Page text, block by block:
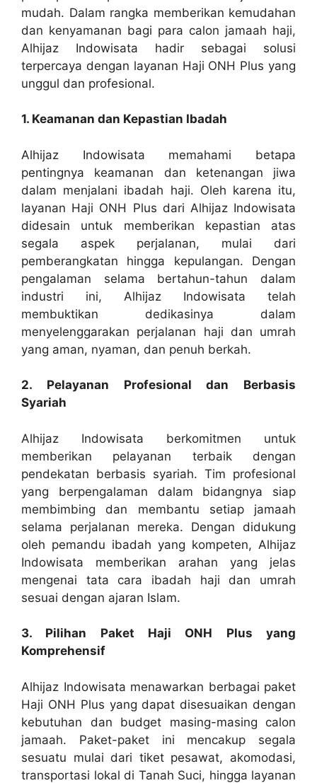
mudah. Dalam rangka memberikan kemudahan
dan kenyamanan bagi para calon jamaah haji,
Alhijaz Indowisata hadir sebagai solusi
terpercaya dengan layanan Haji ONH Plus yang
unggul dan profesional.
1. Keamanan dan Kepastian Ibadah
Alhijaz Indowisata memahami betapa
pentingnya keamanan dan ketenangan jiwa
dalam menjalani ibadah haji. Oleh karena itu,
layanan Haji ONH Plus dari Alhijaz Indowisata
didesain untuk memberikan kepastian atas
segala aspek perjalanan, mulai dari
pemberangkatan hingga kepulangan. Dengan
pengalaman selama bertahun-tahun dalam
industri ini, Alhijaz Indowisata telah
membuktikan dedikasinya dalam
menyelenggarakan perjalanan haji dan umrah
yang aman, nyaman, dan penuh berkah.
2. Pelayanan Profesional dan Berbasis
Syariah
Alhijaz Indowisata berkomitmen untuk
memberikan pelayanan terbaik dengan
pendekatan berbasis syariah. Tim profesional
yang berpengalaman dalam bidangnya siap
membimbing dan membantu setiap jamaah
selama perjalanan mereka. Dengan didukung
oleh pemandu ibadah yang kompeten, Alhijaz
Indowisata memberikan arahan yang jelas
mengenai tata cara ibadah haji dan umrah
sesuai dengan ajaran Islam.
3. Pilihan Paket Haji ONH Plus yang
Komprehensif
Alhijaz Indowisata menawarkan berbagai paket
Haji ONH Plus yang dapat disesuaikan dengan
kebutuhan dan budget masing-masing calon
jamaah. Paket-paket ini mencakup segala
sesuatu mulai dari tiket pesawat, akomodasi,
transportasi lokal di Tanah Suci, hingga layanan